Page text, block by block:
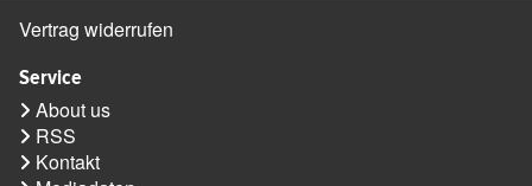
Vertrag widerrufen
Service
About us
RSS
Kontakt